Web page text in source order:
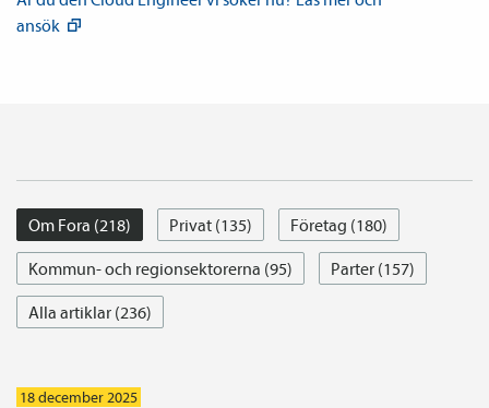
ansök
Om Fora (218) Privat (135)
Företag (180)
Kommun- och regionsektorerna (95)
Parter (157)
Alla artiklar (236)
18 december 2025